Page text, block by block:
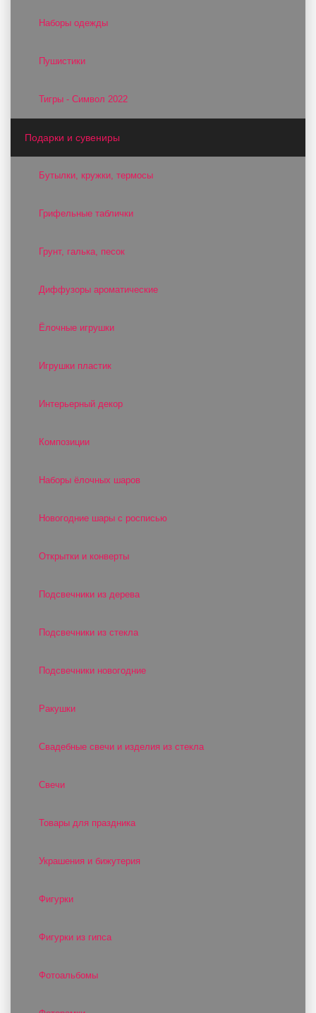
Наборы одежды
Пушистики
Тигры - Символ 2022
Подарки и сувениры
Бутылки, кружки, термосы
Грифельные таблички
Грунт, галька, песок
Диффузоры ароматические
Ёлочные игрушки
Игрушки пластик
Интерьерный декор
Композиции
Наборы ёлочных шаров
Новогодние шары с росписью
Открытки и конверты
Подсвечники из дерева
Подсвечники из стекла
Подсвечники новогодние
Ракушки
Свадебные свечи и изделия из стекла
Свечи
Товары для праздника
Украшения и бижутерия
Фигурки
Фигурки из гипса
Фотоальбомы